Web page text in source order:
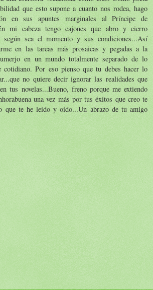
que esto supone a cuanto nos rodea, hago
en sus apuntes marginales al Príncipe de
mi cabeza tengo cajones que abro y cierro
según sea el momento y sus condiciones...Así
en las tareas más prosaicas y pegadas a la
en un mundo totalmente separado de lo
cotidiano. Por eso pienso que tu debes hacer lo
no quiere decir ignorar las realidades que
tus novelas...Bueno, freno porque me extiendo
una vez más por tus éxitos que creo te
que te he leído y oído...Un abrazo de tu amigo